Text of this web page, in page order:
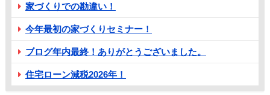
家づくりでの勘違い！
今年最初の家づくりセミナー！
ブログ年内最終！ありがとうございました。
住宅ローン減税2026年！